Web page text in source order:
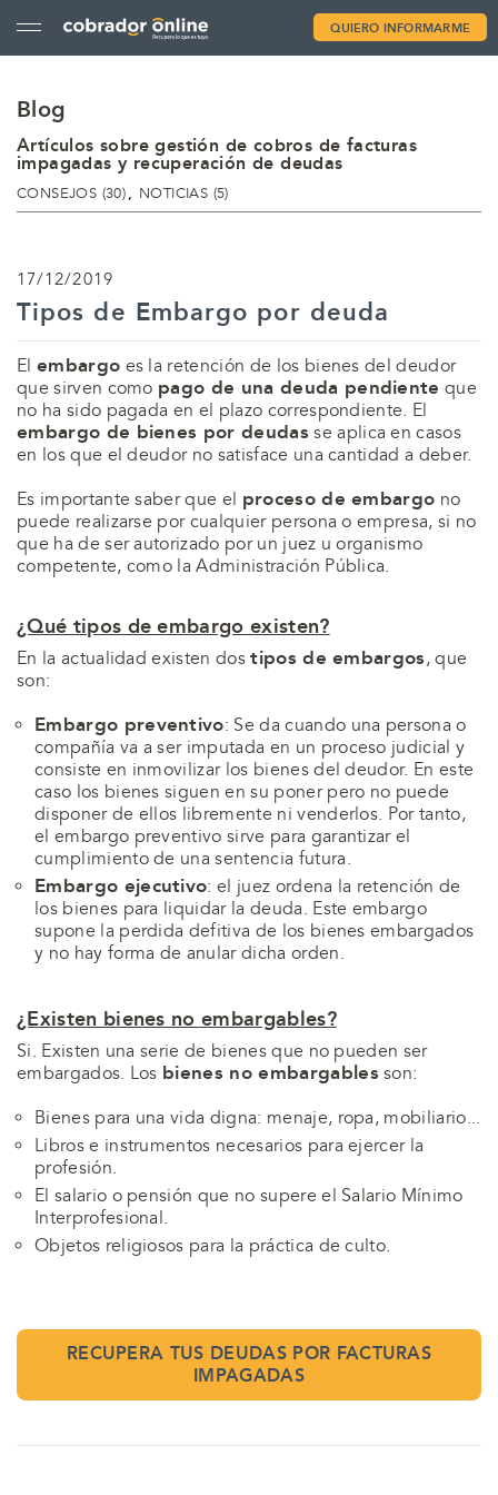
QUIERO INFORMARME
Blog
Artículos sobre gestión de cobros de facturas
impagadas y recuperación de deudas
CATEGORÍAS
CONSEJOS (30) NOTICIAS (5)
17/12/2019
Tipos de Embargo por deuda
El embargo es la retención de los bienes del deudor
que sirven como pago de una deuda pendiente que
no ha sido pagada en el plazo correspondiente. El
embargo de bienes por deudas se aplica en casos
en los que el deudor no satisface una cantidad a deber.
Es importante saber que el proceso de embargo no
puede realizarse por cualquier persona o empresa, si no
que ha de ser autorizado por un juez u organismo
competente, como la Administración Pública.
¿Qué tipos de embargo existen?
En la actualidad existen dostipos de embargos, que
son:
Embargo preventivo: Se da cuando una persona o
compañía va a ser imputada en un proceso judicial y
consiste en inmovilizar los bienes del deudor. En este
caso los bienes siguen en su poner pero no puede
disponer de ellos libremente ni venderlos. Por tanto,
el embargo preventivo sirve para garantizar el
cumplimiento de una sentencia futura.
Embargo ejecutivo: el juez ordena la retención de
los bienes para liquidar la deuda. Este embargo
supone la perdida defitiva de los bienes embargados
y no hay forma de anular dicha orden.
¿Existen bienes no embargables?
Si. Existen una serie de bienes que no pueden ser
embargados. Los bienes no embargables son:
Bienes para una vida digna: menaje, ropa, mobiliario...
Libros e instrumentos necesarios para ejercer la
profesión.
El salario o pensión que no supere el Salario Mínimo
Interprofesional.
Objetos religiosos para la práctica de culto.
RECUPERA TUS DEUDAS POR FACTURAS
IMPAGADAS